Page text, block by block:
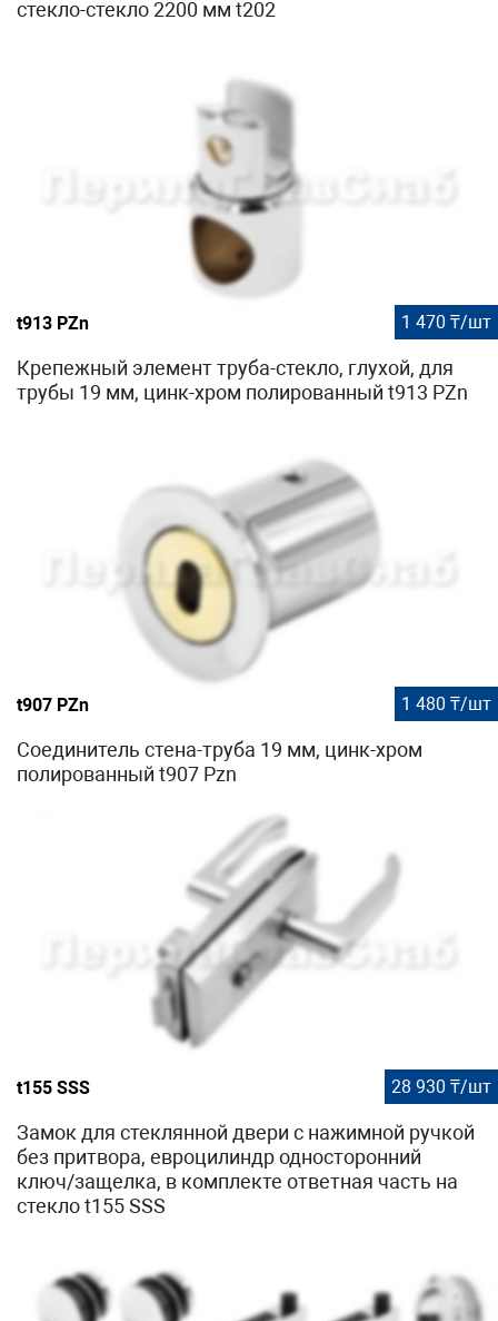
стекло-стекло 2200 мм t202
t913 PZn 1 470 ₸/шт
Крепежный элемент труба-стекло, глухой, для
трубы 19 мм, цинк-хром полированный t913 PZn
t907 PZn 1 480 ₸/шт
Соединитель стена-труба 19 мм, цинк-хром
полированный t907 Pzn
t155 SSS 28 930 ₸/шт
Замок для стеклянной двери с нажимной ручкой
без притвора, евроцилиндр односторонний
ключ/защелка, в комплекте ответная часть на
стекло t155 SSS